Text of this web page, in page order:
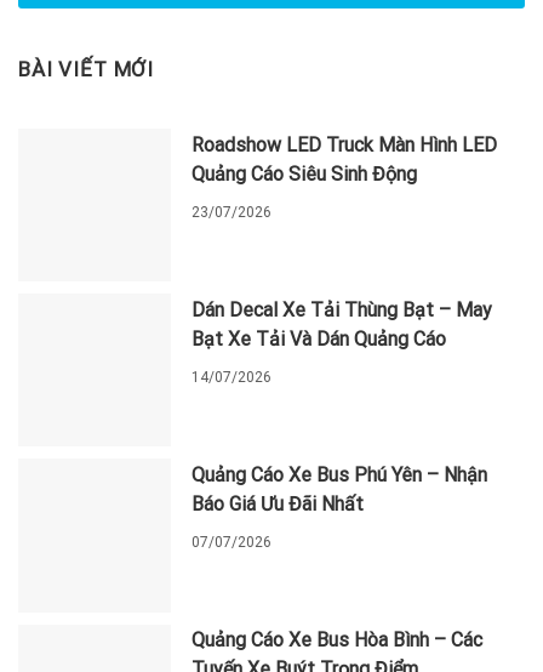
BÀI VIẾT MỚI
Roadshow LED Truck Màn Hình LED
Quảng Cáo Siêu Sinh Động
23/07/2026
Dán Decal Xe Tải Thùng Bạt – May
Bạt Xe Tải Và Dán Quảng Cáo
14/07/2026
Quảng Cáo Xe Bus Phú Yên – Nhận
Báo Giá Ưu Đãi Nhất
07/07/2026
Quảng Cáo Xe Bus Hòa Bình – Các